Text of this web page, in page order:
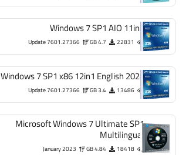
Windows 7 SP1 AIO 11in1
22831
4.7 GB
Update 7601.27366
Windows 7 SP1 x86 12in1 English 2024
13486
3.4 GB
Update 7601.27366
Microsoft Windows 7 Ultimate SP1
Multilingual
18418
4.84 GB
January 2023